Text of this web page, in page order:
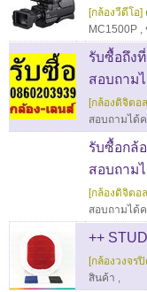
[กล้องวีดีโอ]
MC1500P ,
รับซื้อถึง
สอบถาม
[กล้องดิจิตอ
สอบถามได้
รับซื้อกล้
สอบถาม
[กล้องดิจิตอ
สอบถามได้
++
[กล้องวงจร
สินค้า ,